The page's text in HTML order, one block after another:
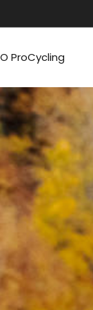
ProCycling